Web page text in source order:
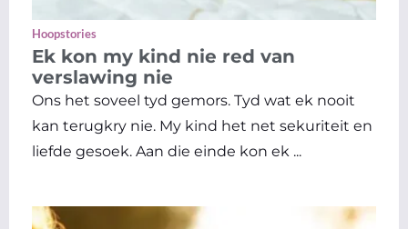
Hoopstories
Ek kon my kind nie red van
verslawing nie
Ons het soveel tyd gemors. Tyd wat ek nooit
kan terugkry nie. My kind het net sekuriteit en
liefde gesoek. Aan die einde kon ek ...